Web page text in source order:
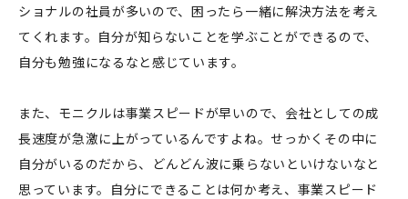
ショナルの社員が多いので、困ったら一緒に解決方法を考え
てくれます。自分が知らないことを学ぶことができるので、
自分も勉強になるなと感じています。
また、モニクルは事業スピードが早いので、会社としての成
長速度が急激に上がっているんですよね。せっかくその中に
自分がいるのだから、どんどん波に乗らないといけないなと
思っています。自分にできることは何か考え、事業スピード